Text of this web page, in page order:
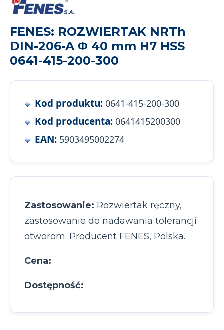
FENES: ROZWIERTAK NRTh
DIN-206-A Φ 40 mm H7 HSS
0641-415-200-300
Kod produktu: 0641-415-200-300
Kod producenta: 0641415200300
EAN: 5903495002274
Zastosowanie: Rozwiertak ręczny,
zastosowanie do nadawania tolerancji
otworom. Producent FENES, Polska.
Cena:
Dostępność: